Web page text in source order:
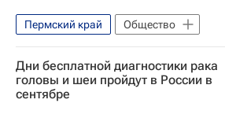
Пермский край
Общество
Тюменская область
Красноярский край
Новосибирск
Ярославская область
Дни бесплатной диагностики рака
головы и шеи пройдут в России в
сентябре